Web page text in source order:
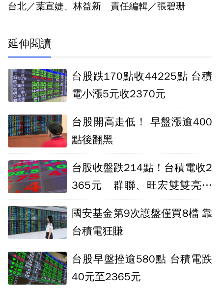
台北／葉宣婕、林益新 責任編輯／張碧珊
延伸閱讀
台股跌170點收44225點 台積
電小漲5元收2370元
台股開高走低！ 早盤漲逾400
點後翻黑
台股收盤跌214點！台積電收2
365元 群聯、旺宏雙雙亮燈
國安基金第9次護盤僅買8檔 靠
台積電狂賺
台股早盤挫逾580點 台積電跌
40元至2365元